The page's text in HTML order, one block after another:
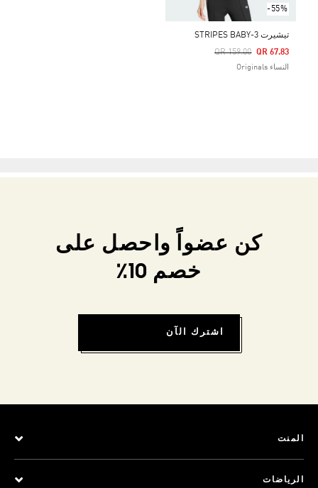
-55%
تيشيرت 3-STRIPES BABY
Price Reduced From
QR 159.00
To QR 67.83
النساء Originals
كن عضواً واحصل على
خصم 10٪
اشترك الآن
المنت
الرياضات